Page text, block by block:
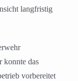
langfristig
konnte das
vorbereitet